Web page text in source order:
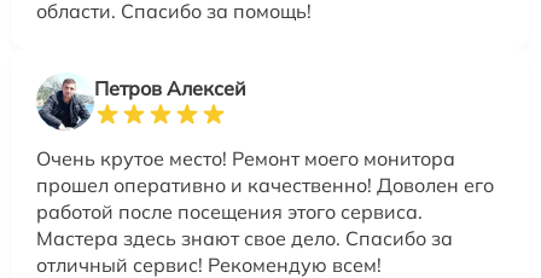
области. Спасибо за помощь!
Петров Алексей
Очень крутое место! Ремонт моего монитора
прошел оперативно и качественно! Доволен его
работой после посещения этого сервиса.
Мастера здесь знают свое дело. Спасибо за
отличный сервис! Рекомендую всем!